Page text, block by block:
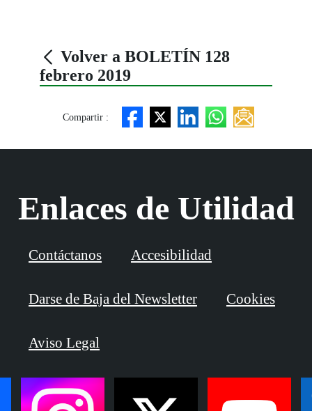
Volver a BOLETÍN 128
febrero 2019
Compartir :
Enlaces de Utilidad
Contáctanos Accesibilidad
Darse de Baja del Newsletter Cookies
Aviso Legal